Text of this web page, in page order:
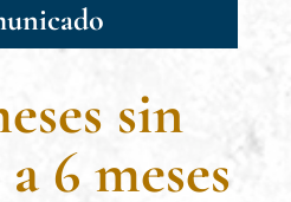
sin
6 meses